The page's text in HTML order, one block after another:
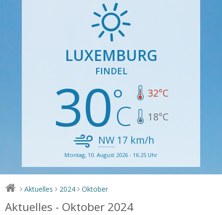
LUXEMBURG
FINDEL
30 32°C
18°C
NW17 km/h
Montag, 10. August 2026 - 16:25 Uhr
> Aktuelles > 2024 > Oktober
Aktuelles - Oktober 2024